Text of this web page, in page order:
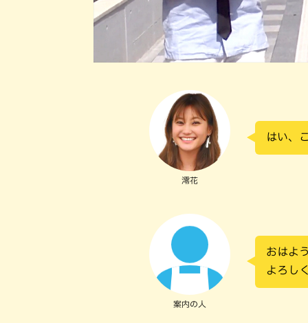
澪花
はい、
案内の人
おはよ
よろし